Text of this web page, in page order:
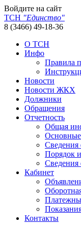
Войдите на сайт
ТСН "Единство"
8 (3466) 49-18-36
О ТСН
Инфо
Правила
Новости
Новости ЖКХ
Должники
Обращения
Отчетность
Общая
Основные
Сведения
Порядок
Сведения
Кабинет
Контакты